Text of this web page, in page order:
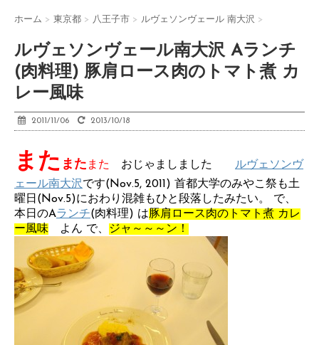
ホーム > 東京都 > 八王子市 > ルヴェソンヴェール 南大沢 >
ルヴェソンヴェール南大沢 Aランチ
(肉料理) 豚肩ロース肉のトマト煮 カ
レー風味
2011/11/06 2013/10/18
また また また おじゃましました ルヴェソンヴ
ェール南大沢です(Nov.5, 2011) 首都大学のみやこ祭も土
曜日(Nov.5)におわり混雑もひと段落したみたい。 で、
本日のAランチ(肉料理) は豚肩ロース肉のトマト煮 カレ
ー風味 よん で、 ジャ～～～ン！